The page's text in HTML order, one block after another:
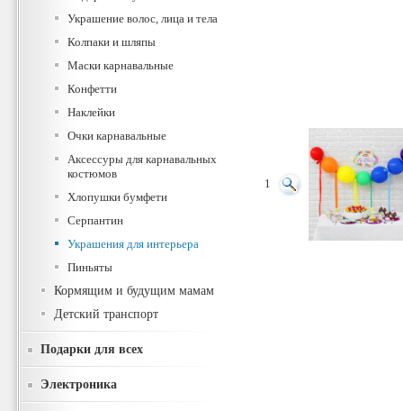
Украшение волос, лица и тела
Колпаки и шляпы
Маски карнавальные
Конфетти
Наклейки
Очки карнавальные
Аксессуры для карнавальных
костюмов
Хлопушки бумфети
Серпантин
Украшения для интерьера
Пиньяты
Кормящим и будущим мамам
Детский транспорт
Подарки для всех
Электроника
1